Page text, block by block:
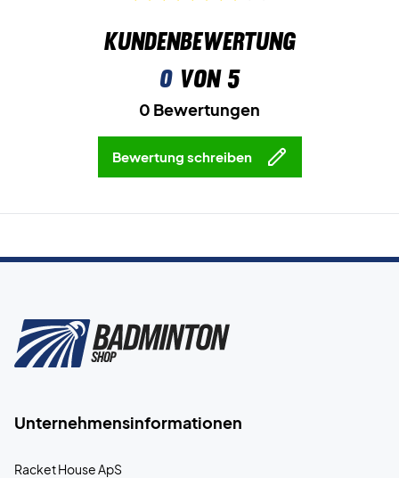
Kundenbewertung
0von 5
0 Bewertungen
Bewertung schreiben
Unternehmensinformationen
Racket House ApS